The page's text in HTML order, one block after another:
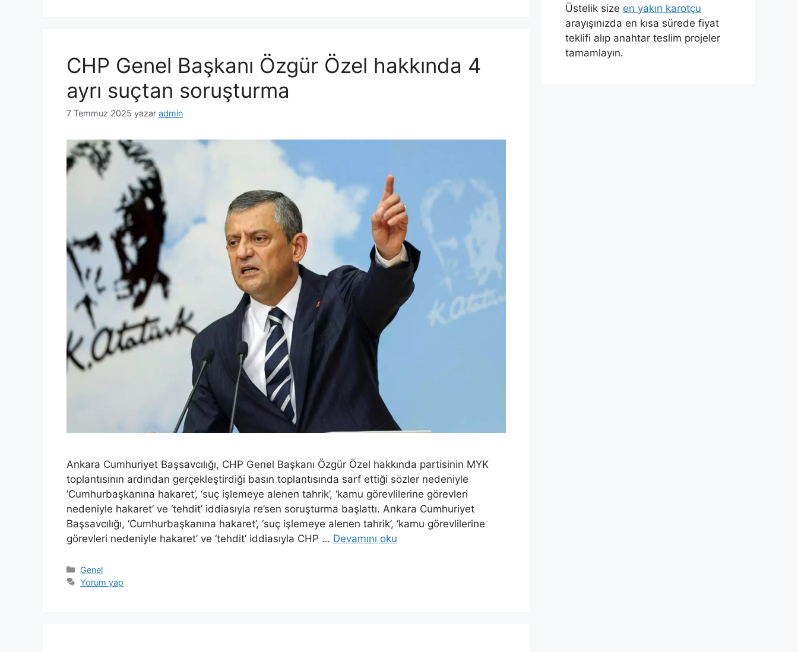
CHP Genel Başkanı Özgür Özel hakkında 4
ayrı suçtan soruşturma
7 Temmuz 2025 yazar admin
Ankara Cumhuriyet Başsavcılığı, CHP Genel Başkanı Özgür Özel hakkında partisinin MYK
toplantısının ardından gerçekleştirdiği basın toplantısında sarf ettiği sözler nedeniyle
‘Cumhurbaşkanına hakaret’, ‘suç işlemeye alenen tahrik’, ‘kamu görevlilerine görevleri
nedeniyle hakaret’ ve ‘tehdit’ iddiasıyla re’sen soruşturma başlattı. Ankara Cumhuriyet
Başsavcılığı, ‘Cumhurbaşkanına hakaret’, ‘suç işlemeye alenen tahrik’, ‘kamu görevlilerine
görevleri nedeniyle hakaret’ ve ‘tehdit’ iddiasıyla CHP … Devamını oku
Kategoriler
Genel
Yorum yap
Üstelik size en yakın karotçu
arayışınızda en kısa sürede fiyat
teklifi alıp anahtar teslim projeler
tamamlayın.